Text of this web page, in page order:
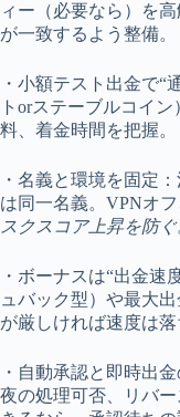
ィー（必要なら）を
が一致するよう整備。
・小額テスト出金で“
トorステーブルコイ
料、着金時間を把握。
・名義と環境を固定
は同一名義。VPNオ
スクスコア上昇を防ぐ
・ボーナスは“出金速
ュバック型）や最大
が厳しければ速度は落
・自動承認と即時出
夜の処理可否、リバー